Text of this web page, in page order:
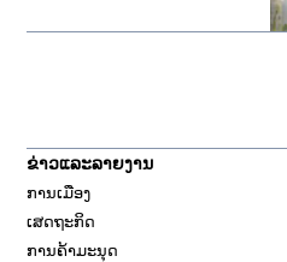
ຂ່າວແລະລາຍງານ
ການເມືອງ
ເສດຖະກິດ
ການຄ້າມະນຸດ